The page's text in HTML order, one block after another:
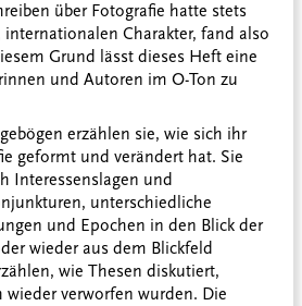
über Fotografie hatte stets
Charakter, fand also
Grund lässt dieses Heft eine
und Autoren im O-Ton zu
erzählen sie, wie sich ihr
geformt und verändert hat. Sie
Interessenslagen und
unterschiedliche
und Epochen in den Blick der
wieder aus dem Blickfeld
wie Thesen diskutiert,
verworfen wurden. Die